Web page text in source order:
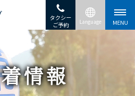
タクシー
ご予約